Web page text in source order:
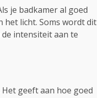
je badkamer al goed
het licht. Soms wordt dit
intensiteit aan te
geeft aan hoe goed